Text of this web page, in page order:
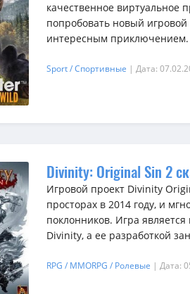
качественное виртуальное
попробовать новый игровой
интересным приключением.
Sport / Спортивные | Дата:
Divinity: Original Sin 2
Игровой проект Divinity
просторах в 2014 году, и
поклонников. Игра
Divinity, а ее разработкой
RPG / MMORPG / Ролевые | Дата: